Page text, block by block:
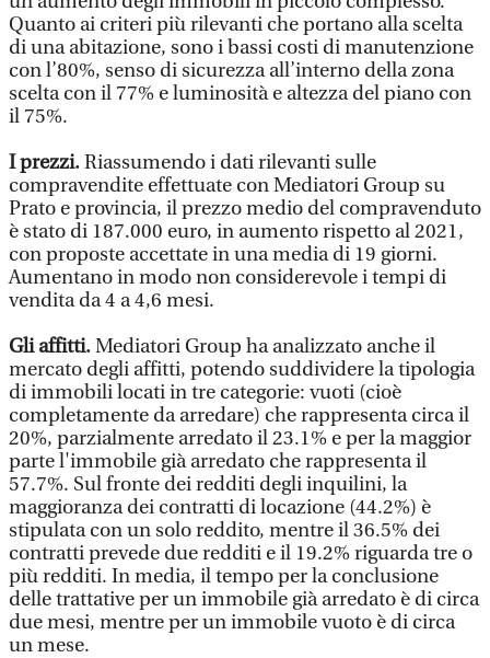
Quanto ai criteri più rilevanti che portano alla scelta
di una abitazione, sono i bassi costi di manutenzione
con l’80%, senso di sicurezza all’interno della zona
scelta con il 77% e luminosità e altezza del piano con
il 75%.
I prezzi.Riassumendo i dati rilevanti sulle
compravendite effettuate con Mediatori Group su
Prato e provincia, il prezzo medio del compravenduto
è stato di 187.000 euro, in aumento rispetto al 2021,
con proposte accettate in una media di 19 giorni.
Aumentano in modo non considerevole i tempi di
vendita da 4 a 4,6 mesi.
Gli affitti.Mediatori Group ha analizzato anche il
mercato degli affitti, potendo suddividere la tipologia
di immobili locati in tre categorie: vuoti (cioè
completamente da arredare) che rappresenta circa il
20%, parzialmente arredato il 23.1% e per la maggior
parte l'immobile già arredato che rappresenta il
57.7%. Sul fronte dei redditi degli inquilini, la
maggioranza dei contratti di locazione (44.2%) è
stipulata con un solo reddito, mentre il 36.5% dei
contratti prevede due redditi e il 19.2% riguarda tre o
più redditi. In media, il tempo per la conclusione
delle trattative per un immobile già arredato è di circa
due mesi, mentre per un immobile vuoto è di circa
un mese.